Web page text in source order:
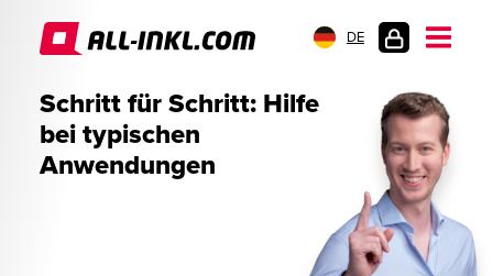
DE
Schritt für Schritt: Hilfe
bei typischen
Anwendungen